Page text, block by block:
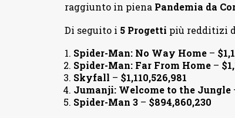
raggiunto in piena Pandemia da
Di seguito i 5 Progetti più redditizi
Spider-Man: No Way Home–
Spider-Man: Far From Home–
Skyfall – $1,110,526,981
Jumanji: Welcome to the Jungle
Spider-Man 3– $894,860,230